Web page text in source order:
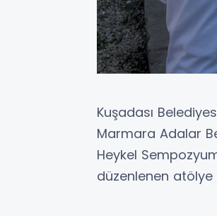
Kuşadası
Marmara Adalar
Heykel
düzenlenen atölye